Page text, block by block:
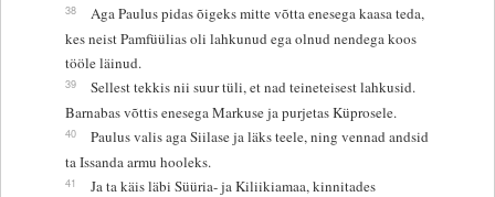
38
Aga Paulus pidas õigeks mitte võtta enesega kaasa teda,
kes neist Pamfüülias oli lahkunud ega olnud nendega koos
tööle läinud.
39
Sellest tekkis nii suur tüli, et nad teineteisest lahkusid.
Barnabas võttis enesega Markuse ja purjetas Küprosele.
40
Paulus valis aga Siilase ja läks teele, ning vennad andsid
ta Issanda armu hooleks.
41
Ja ta käis läbi Süüria- ja Kiliikiamaa, kinnitades